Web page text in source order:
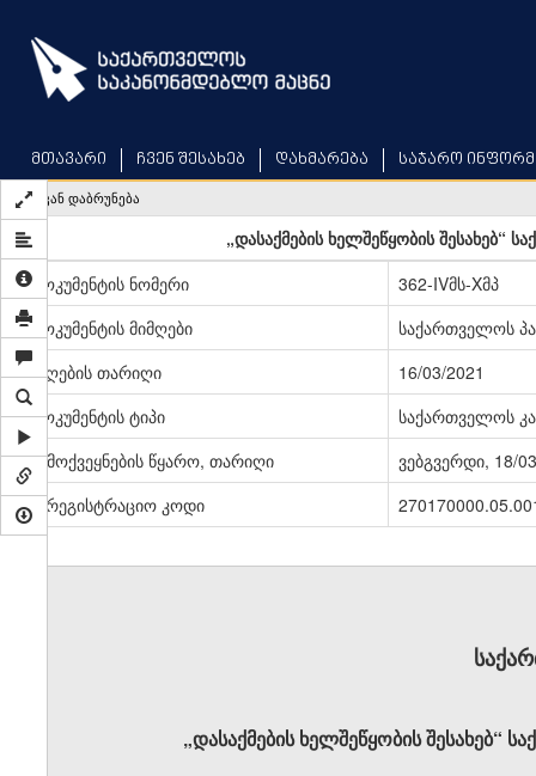
main
content
მთავარი ჩვენ შესახებ დახმარება საჯარო
უკან დაბრუნება
„დასაქმების ხელშეწყობის შესახებ“
დოკუმენტის ნომერი
362-IVმს-Xმპ
დოკუმენტის მიმღები
საქართველოს
მიღების თარიღი
16/03/2021
დოკუმენტის ტიპი
საქართველოს
გამოქვეყნების წყარო, თარიღი
ვებგვერდი, 18/
სარეგისტრაციო კოდი
„დასაქმების ხელშეწყობის შესახებ“